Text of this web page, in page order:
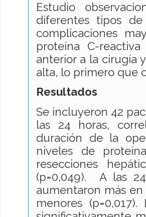
Estudio
diferentes tipos
complicaciones
proteína C-
anterior a la cirugía
alta, lo primero que
Resultados
Se incluyeron 42
las 24 horas,
duración de la
niveles de
resecciones
(p=0,049). A las
aumentaron más
menores